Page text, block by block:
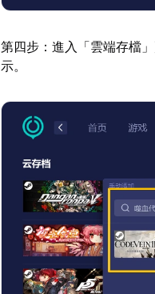
第四步：進入「雲端存檔
示。